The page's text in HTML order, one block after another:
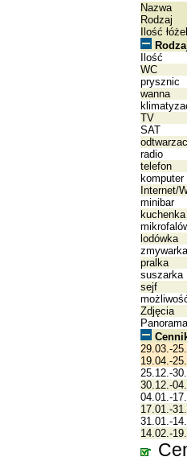
Nazwa
Rodzaj
Ilość
Ilość
WC
prysznic
wanna
TV
SAT
radio
telefon
komputer
Internet/
minibar
kuchenka
lodówka
zmywarka
pralka
suszarka
sejf
Zdjęcia
29.03.-
19.04.-
25.12.-
30.12.-
04.01.-
17.01.-
31.01.-
14.02.-